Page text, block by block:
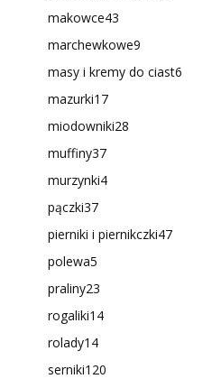
makowce43
marchewkowe9
masy i kremy do ciast6
mazurki17
miodowniki28
muffiny37
murzynki4
pączki37
pierniki i piernikczki47
polewa5
praliny23
rogaliki14
rolady14
serniki120